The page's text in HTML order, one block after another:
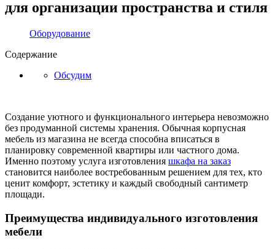
для организации пространства и стиля
Оборудование
Содержание
Обсудим
Создание уютного и функционального интерьера невозможно
без продуманной системы хранения. Обычная корпусная
мебель из магазина не всегда способна вписаться в
планировку современной квартиры или частного дома.
Именно поэтому услуга изготовления шкафа на заказ
становится наиболее востребованным решением для тех, кто
ценит комфорт, эстетику и каждый свободный сантиметр
площади.
Преимущества индивидуального изготовления
мебели